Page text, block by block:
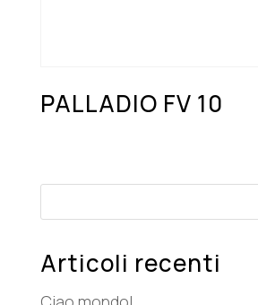
PALLADIO FV 10
Articoli recenti